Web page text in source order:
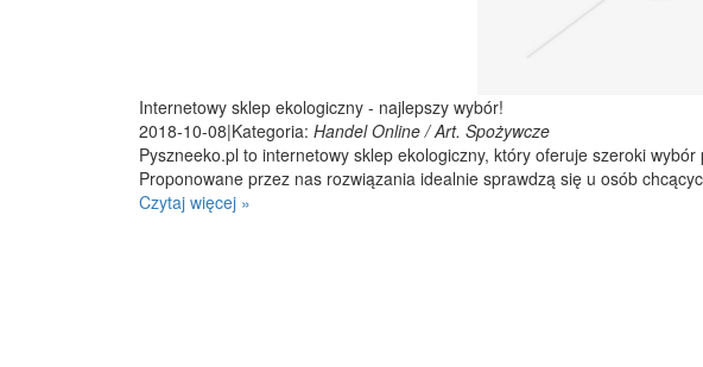
Internetowy sklep ekologiczny - najlepszy wybór!
2018-10-08|Kategoria: Handel Online / Art. Spożywcze
Pyszneeko.pl to internetowy sklep ekologiczny, który oferuje szeroki
Proponowane przez nas rozwiązania idealnie sprawdzą się u osób
Czytaj więcej »